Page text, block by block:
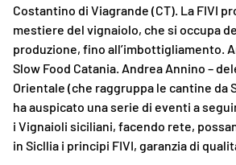
Costantino di Viagrande (CT). La FIVI
mestiere del vignaiolo, che si occupa
produzione, fino all’imbottigliamento.
Slow Food Catania. Andrea Annino –
Orientale (che raggruppa le cantine da
ha auspicato una serie di eventi a
i Vignaioli siciliani, facendo rete,
in Sicllia i principi FIVI, garanzia di